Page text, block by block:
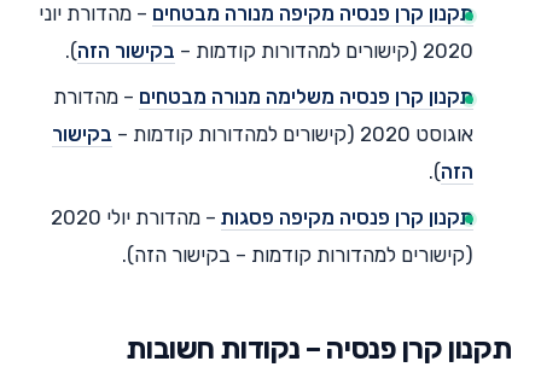
תקנון קרן פנסיה מקיפה מנורה מבטחים – מהדורת יוני
2020 (קישורים למהדורות קודמות –
בקישור הזה).
תקנון קרן פנסיה משלימה מנורה מבטחים – מהדורת
אוגוסט 2020 (קישורים למהדורות קודמות –
בקישור
הזה).
תקנון קרן פנסיה מקיפה פסגות
– מהדורת יולי 2020
(קישורים למהדורות קודמות – בקישור הזה).
תקנון קרן פנסיה – נקודות חשובות